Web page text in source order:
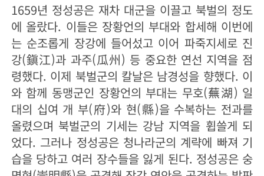
1659년 정성공은 재차 대군을 이끌고 북벌의 정도
에 올랐다. 이들은 장황언의 부대와 합세해 이번에
는 순조롭게 장강에 들어섰고 이어 파죽지세로 진
강(鎭江)과 과주(瓜州) 등 중요한 연선 지역을 점
령했다. 이제 북벌군의 칼날은 남경성을 향했다. 이
와 함께 동맹군인 장황언의 부대는 무호(蕪湖) 일
대의 십여 개 부(府)와 현(縣)을 수복하는 전과를
올렸으며 북벌군의 기세는 강남 지역을 휩쓸게 되
었다. 그러나 정성공은 청나라군의 계략에 빠져 기
습을 당하고 여러 장수들을 잃게 된다. 정성공은 숭